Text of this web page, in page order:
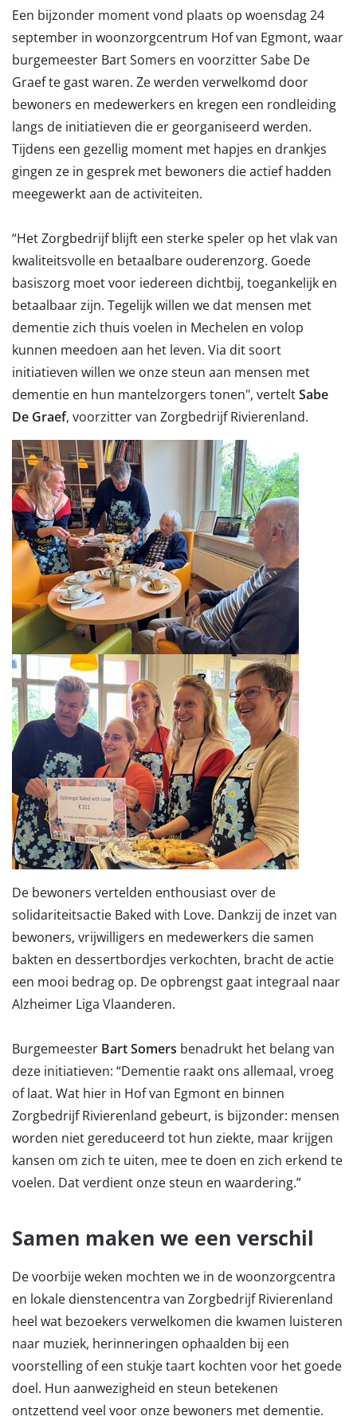
Een bijzonder moment vond plaats op woensdag 24
september in woonzorgcentrum Hof van Egmont, waar
burgemeester Bart Somers en voorzitter Sabe De
Graef te gast waren. Ze werden verwelkomd door
bewoners en medewerkers en kregen een rondleiding
langs de initiatieven die er georganiseerd werden.
Tijdens een gezellig moment met hapjes en drankjes
gingen ze in gesprek met bewoners die actief hadden
meegewerkt aan de activiteiten.
“Het Zorgbedrijf blijft een sterke speler op het vlak van
kwaliteitsvolle en betaalbare ouderenzorg. Goede
basiszorg moet voor iedereen dichtbij, toegankelijk en
betaalbaar zijn. Tegelijk willen we dat mensen met
dementie zich thuis voelen in Mechelen en volop
kunnen meedoen aan het leven. Via dit soort
initiatieven willen we onze steun aan mensen met
dementie en hun mantelzorgers tonen", verteltSabe
De Graef, voorzitter van Zorgbedrijf Rivierenland.
De bewoners vertelden enthousiast over de
solidariteitsactie Baked with Love. Dankzij de inzet van
bewoners, vrijwilligers en medewerkers die samen
bakten en dessertbordjes verkochten, bracht de actie
een mooi bedrag op. De opbrengst gaat integraal naar
Alzheimer Liga Vlaanderen.
Burgemeester Bart Somers benadrukt het belang van
deze initiatieven: “Dementie raakt ons allemaal, vroeg
of laat. Wat hier in Hof van Egmont en binnen
Zorgbedrijf Rivierenland gebeurt, is bijzonder: mensen
worden niet gereduceerd tot hun ziekte, maar krijgen
kansen om zich te uiten, mee te doen en zich erkend te
voelen. Dat verdient onze steun en waardering.”
Samen maken we een verschil
De voorbije weken mochten we in de woonzorgcentra
en lokale dienstencentra van Zorgbedrijf Rivierenland
heel wat bezoekers verwelkomen die kwamen luisteren
naar muziek, herinneringen ophaalden bij een
voorstelling of een stukje taart kochten voor het goede
doel. Hun aanwezigheid en steun betekenen
ontzettend veel voor onze bewoners met dementie.